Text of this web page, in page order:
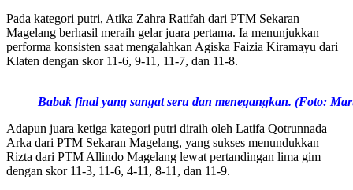
Pada kategori putri, Atika Zahra Ratifah dari PTM Sekaran
Magelang berhasil meraih gelar juara pertama. Ia menunjukkan
performa konsisten saat mengalahkan Agiska Faizia Kiramayu dari
Klaten dengan skor 11-6, 9-11, 11-7, dan 11-8.
Babak final yang sangat seru dan menegangkan. (Foto:
Adapun juara ketiga kategori putri diraih oleh Latifa Qotrunnada
Arka dari PTM Sekaran Magelang, yang sukses menundukkan
Rizta dari PTM Allindo Magelang lewat pertandingan lima gim
dengan skor 11-3, 11-6, 4-11, 8-11, dan 11-9.